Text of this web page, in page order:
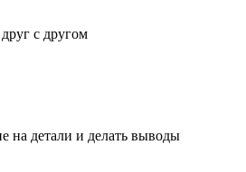
с другом
на детали и делать выводы